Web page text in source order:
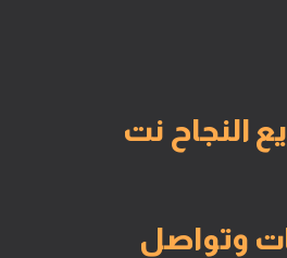
النجاح نت
وتواصل